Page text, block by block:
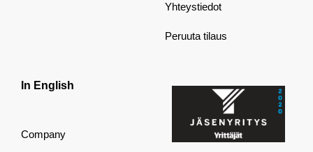
Yhteystiedot
Peruuta tilaus
In English
Company